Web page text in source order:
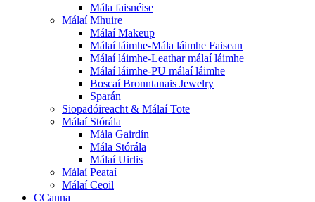
Mála faisnéise
Málaí Mhuire
Málaí Makeup
Málaí láimhe-Mála láimhe Faisean
Málaí láimhe-Leathar málaí láimhe
Málaí láimhe-PU málaí láimhe
Boscaí Bronntanais Jewelry
Sparán
Siopadóireacht & Málaí Tote
Málaí Stórála
Mála Gairdín
Mála Stórála
Málaí Uirlis
Málaí Peataí
Málaí Ceoil
CCanna